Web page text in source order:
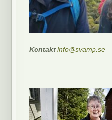
Kontaktinfo@svamp.se